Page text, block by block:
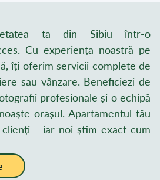
ta din Sibiu într-o
Cu experiența noastră pe
îți oferim servicii complete de
sau vânzare. Beneficiezi de
profesionale și o echipă
orașul. Apartamentul tău
- iar noi știm exact cum